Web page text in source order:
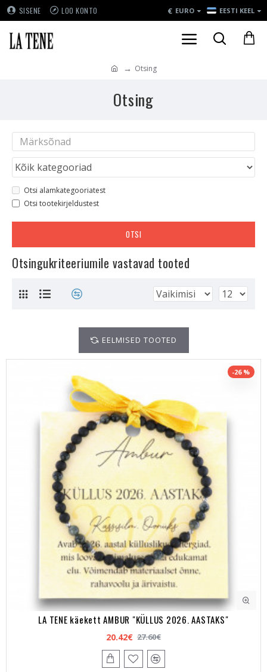
SISENE LOO KONTO € EURO EESTI KEEL
Otsing
Otsing
Otsi alamkategooriatest
Otsi tootekirjeldustest
OTSI
Otsingukriteeriumile vastavad tooted
EELMISED TOOTED
-26 %
LA TENE käekett AMBUR "KÜLLUS 2026. AASTAKS"
20.42€ 27.60€